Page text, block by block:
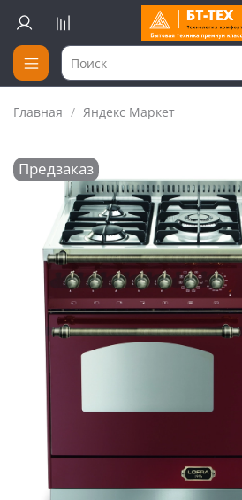
Главная Яндекс Маркет
Предзаказ